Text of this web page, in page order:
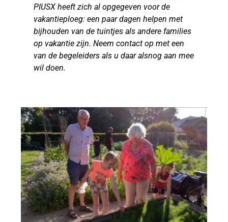
PIUSX heeft zich al opgegeven voor de
vakantieploeg: een paar dagen helpen met
bijhouden van de tuintjes als andere families
op vakantie zijn. Neem contact op met een
van de begeleiders als u daar alsnog aan mee
wil doen.